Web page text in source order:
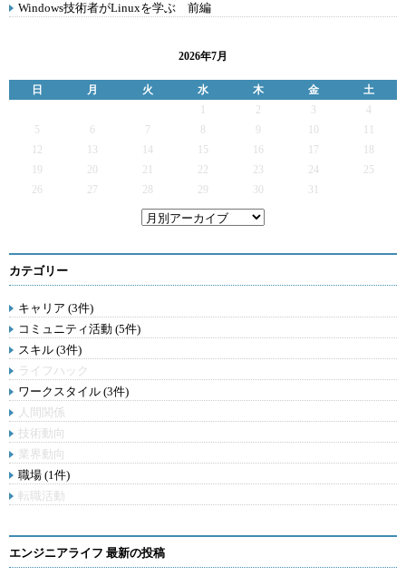
Windows技術者がLinuxを学ぶ 前編
2026年7月
日 月 火 水 木 金
土
2 3
4
5
6 7 9
12
13 14 15 16 17
19
20 21 22 23 24
25
26
27 28 29 30 31
カテゴリー
キャリア (3件)
コミュニティ活動 (5件)
スキル (3件)
ライフハック
ワークスタイル (3件)
人間関係
技術動向
業界動向
職場 (1件)
転職活動
エンジニアライフ 最新の投稿